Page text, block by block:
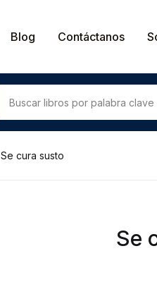
Blog Contáctanos
Se cura susto
Se